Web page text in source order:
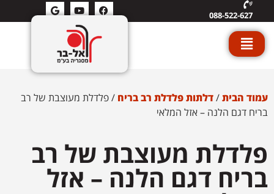
088-522-627
עמוד הבית/דלתות פלדלת רב בריח / פלדלת מעוצבת של רב
בריח דגם הלנה – אזל המלאי
פלדלת מעוצבת של רב
בריח דגם הלנה – אזל